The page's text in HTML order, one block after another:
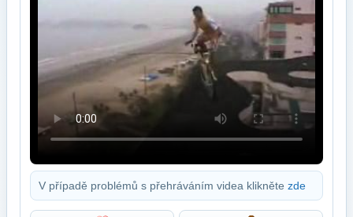
V případě problémů s přehráváním videa klikněte zde